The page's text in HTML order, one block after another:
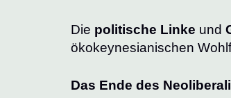
Die politische Linke und
ökokeynesianischen
Das Ende des